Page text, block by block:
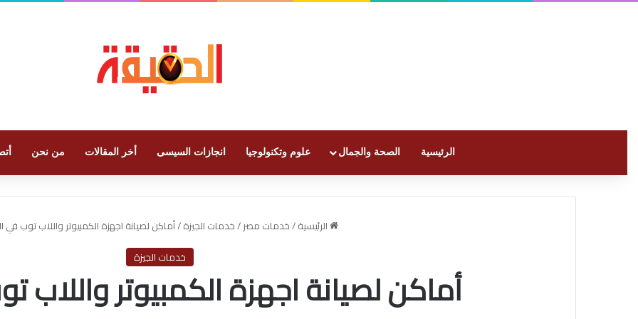
الرئيسية الصحة والجمال علوم وتكنولوجيا انجازات السيسى أخر المقالات من نحن
الرئيسية/خدمات مصر/خدمات الجيزة/أماكن لصيانة اجهزة الكمبيوتر واللاب توب في
خدمات الجيزة
أماكن لصيانة اجهزة الكمبيوتر واللاب